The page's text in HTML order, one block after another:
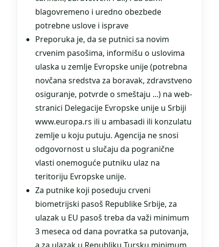
blagovremeno i uredno obezbede
potrebne uslove i isprave
Preporuka je, da se putnici sa novim
crvenim pasošima, informišu o uslovima
ulaska u zemlje Evropske unije (potrebna
novčana sredstva za boravak, zdravstveno
osiguranje, potvrde o smeštaju ...) na web-
stranici Delegacije Evropske unije u Srbiji
www.europa.rs ili u ambasadi ili konzulatu
zemlje u koju putuju. Agencija ne snosi
odgovornost u slučaju da pogranične
vlasti onemoguće putniku ulaz na
teritoriju Evropske unije.
Za putnike koji poseduju crveni
biometrijski pasoš Republike Srbije, za
ulazak u EU pasoš treba da važi minimum
3 meseca od dana povratka sa putovanja,